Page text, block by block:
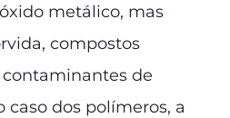
metálico, mas
compostos
de
caso dos polímeros, a